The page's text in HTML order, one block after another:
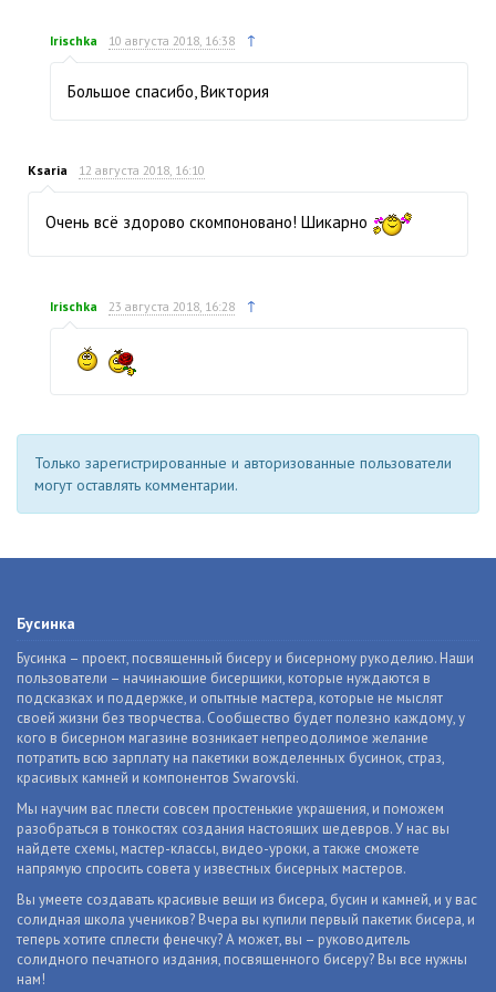
Irischka 10 августа 2018, 16:38 ↑
Большое спасибо, Виктория
Ksaria 12 августа 2018, 16:10
Очень всё здорово скомпоновано! Шикарно
Irischka 23 августа 2018, 16:28 ↑
Только зарегистрированные и авторизованные пользователи
могут оставлять комментарии.
Бусинка
Бусинка – проект, посвященный бисеру и бисерному рукоделию. Наши
пользователи – начинающие бисерщики, которые нуждаются в
подсказках и поддержке, и опытные мастера, которые не мыслят
своей жизни без творчества. Сообщество будет полезно каждому, у
кого в бисерном магазине возникает непреодолимое желание
потратить всю зарплату на пакетики вожделенных бусинок, страз,
красивых камней и компонентов Swarovski.
Мы научим вас плести совсем простенькие украшения, и поможем
разобраться в тонкостях создания настоящих шедевров. У нас вы
найдете схемы, мастер-классы, видео-уроки, а также сможете
напрямую спросить совета у известных бисерных мастеров.
Вы умеете создавать красивые вещи из бисера, бусин и камней, и у вас
солидная школа учеников? Вчера вы купили первый пакетик бисера, и
теперь хотите сплести фенечку? А может, вы – руководитель
солидного печатного издания, посвященного бисеру? Вы все нужны
нам!